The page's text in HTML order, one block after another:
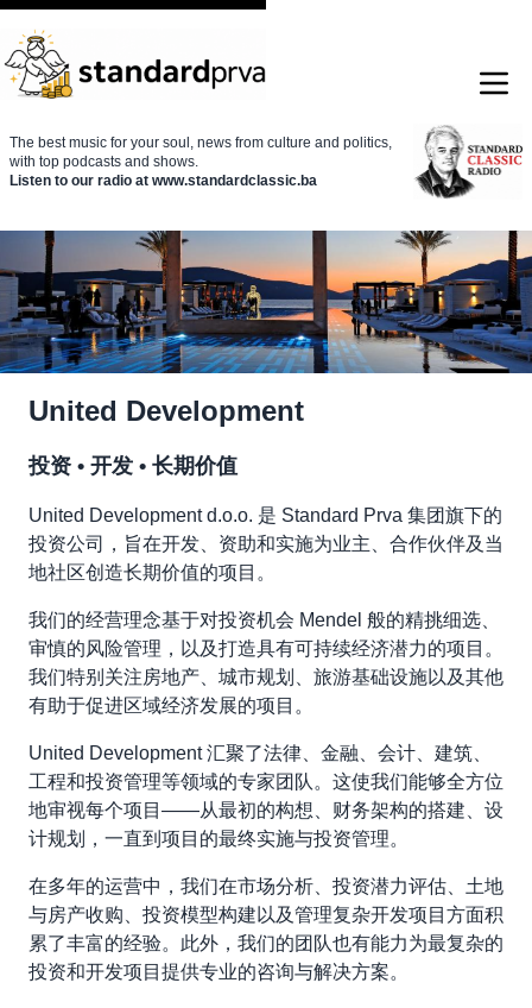
The best music for your soul, news from culture and politics,
with top podcasts and shows.
Listen to our radio at www.standardclassic.ba
United Development
投资 • 开发 • 长期价值
United Development d.o.o. 是 Standard Prva 集团旗下的
投资公司，旨在开发、资助和实施为业主、合作伙伴及当
地社区创造长期价值的项目。
我们的经营理念基于对投资机会 Mendel 般的精挑细选、
审慎的风险管理，以及打造具有可持续经济潜力的项目。
我们特别关注房地产、城市规划、旅游基础设施以及其他
有助于促进区域经济发展的项目。
United Development 汇聚了法律、金融、会计、建筑、
工程和投资管理等领域的专家团队。这使我们能够全方位
地审视每个项目——从最初的构想、财务架构的搭建、设
计规划，一直到项目的最终实施与投资管理。
在多年的运营中，我们在市场分析、投资潜力评估、土地
与房产收购、投资模型构建以及管理复杂开发项目方面积
累了丰富的经验。此外，我们的团队也有能力为最复杂的
投资和开发项目提供专业的咨询与解决方案。